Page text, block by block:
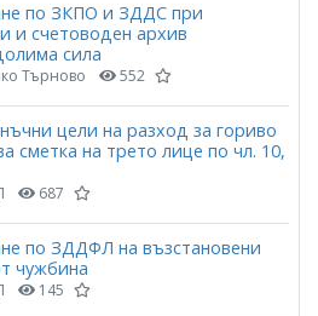
по ЗКПО и ЗДДС при
и счетоводен архив
сила
Търново 552
цели на разход за гориво
сметка на трето лице по чл. 10,
687
по ЗДДФЛ на възстановени
чужбина
145